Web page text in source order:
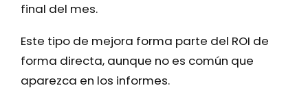
final del mes.
Este tipo de mejora forma parte del ROI de
forma directa, aunque no es común que
aparezca en los informes.